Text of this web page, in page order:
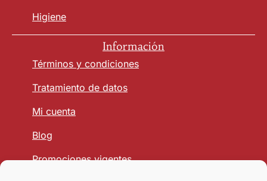
Higiene
Información
Términos y condiciones
Tratamiento de datos
Mi cuenta
Blog
Promociones vigentes